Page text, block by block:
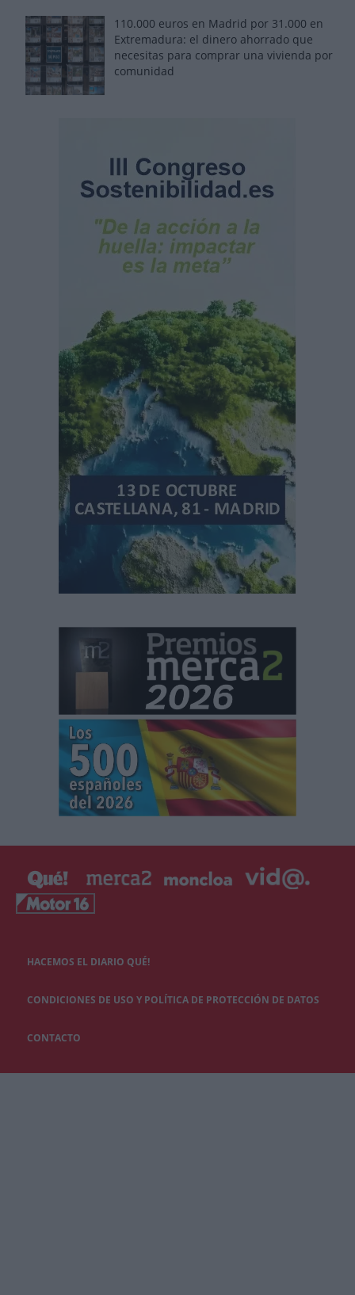
110.000 euros en Madrid por 31.000 en
Extremadura: el dinero ahorrado que
necesitas para comprar una vivienda por
comunidad
HACEMOS EL DIARIO QUÉ!
CONDICIONES DE USO Y POLÍTICA DE PROTECCIÓN DE DATOS
CONTACTO